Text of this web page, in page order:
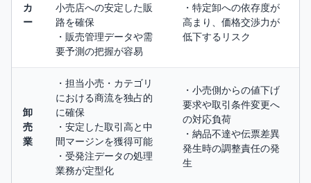
カ
ー
小売店への安定した販
路を確保
・販売管理データや需
要予測の把握が容易
・特定卸への依存度が
高まり、価格交渉力が
低下するリスク
卸
売
業
・担当小売・カテゴリ
における商流を独占的
に確保
・安定した取引高と中
間マージンを獲得可能
・受発注データの処理
業務が定型化
・小売側からの値下げ
要求や取引条件変更へ
の対応負荷
・納品不達や伝票差異
発生時の調整責任の発
生